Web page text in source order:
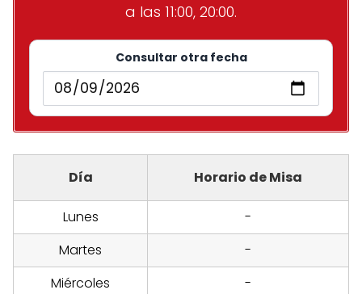
a las 11:00, 20:00.
Consultar otra fecha
Día Horario de Misa
Lunes
-
Martes
-
Miércoles
-